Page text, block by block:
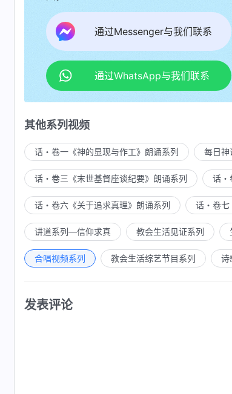
通过Messenger与我们联系
通过WhatsApp与我们联系
其他系列视频
话・卷一《神的显现与作工》朗诵系列 每日神
话・卷三《末世基督座谈纪要》朗诵系列 话・
话・卷六《关于追求真理》朗诵系列 话・卷七
讲道系列—信仰求真 教会生活见证系列
合唱视频系列 教会生活综艺节目系列 诗
发表评论